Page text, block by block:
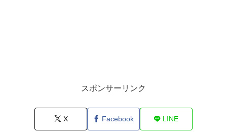
スポンサーリンク
X Facebook LINE